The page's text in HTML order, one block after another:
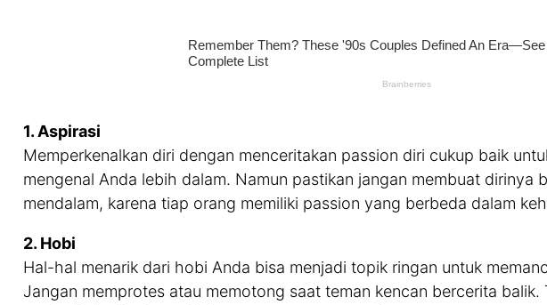
1. Aspirasi
Memperkenalkan diri dengan menceritakan passion diri cukup baik
mengenal Anda lebih dalam. Namun pastikan jangan membuat dirinya
mendalam, karena tiap orang memiliki passion yang berbeda dalam
2. Hobi
Hal-hal menarik dari hobi Anda bisa menjadi topik ringan untuk
Jangan memprotes atau memotong saat teman kencan bercerita